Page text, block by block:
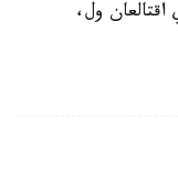
- جارتىلاي اقتالعان ول،